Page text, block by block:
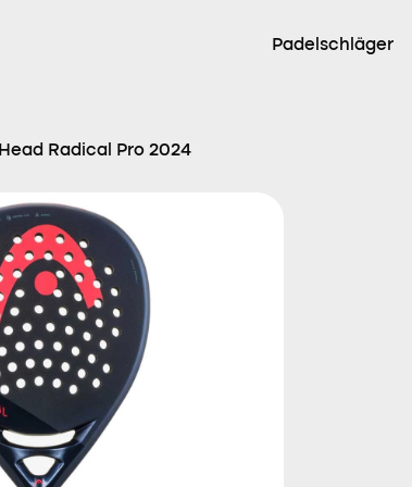
Padelschläger
Head Radical Pro 2024